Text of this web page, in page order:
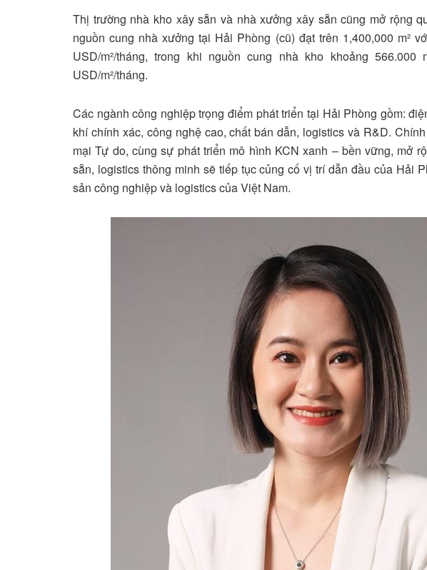
Thị trường nhà kho xây sẵn và nhà xưởng xây sẵn cũng mở rộng
nguồn cung nhà xưởng tại Hải Phòng (cũ) đạt trên 1,400,000 m²
USD/m²/tháng, trong khi nguồn cung nhà kho khoảng
USD/m²/tháng.
Các ngành công nghiệp trọng điểm phát triển tại Hải Phòng gồm:
khí chính xác, công nghệ cao, chất bán dẫn, logistics và R&D.
mại Tự do, cùng sự phát triển mô hình KCN xanh – bền vững, mở
sẵn, logistics thông minh sẽ tiếp tục củng cố vị trí dẫn đầu của Hải
sản công nghiệp và logistics của Việt Nam.